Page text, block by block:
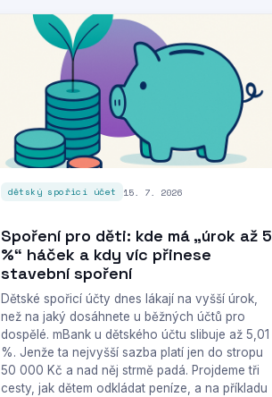
dětský spořicí účet 15. 7. 2026
Spoření pro děti: kde má „úrok až 5
%“ háček a kdy víc přinese
stavební spoření
Dětské spořicí účty dnes lákají na vyšší úrok,
než na jaký dosáhnete u běžných účtů pro
dospělé. mBank u dětského účtu slibuje až 5,01
%. Jenže ta nejvyšší sazba platí jen do stropu
50 000 Kč a nad něj strmě padá. Projdeme tři
cesty, jak dětem odkládat peníze, a na příkladu